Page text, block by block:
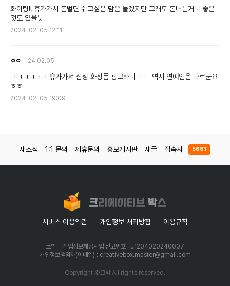
화이팅!! 휴가가서 돈벌면 쉬고싶은 맘은 들겠지만 그래도 돈버는거니 좋은
것도 있을듯
2024-02-05 12:11
ㅇㅇ 24.02.05
ㅋㅋㅋㅋㅋㅋ 휴가가서 삼성 화장품 광고라니 ㄷㄷ 역시 연예인은 다르군요
ㅎㅎ
2024-02-05 19:09
새소식 1:1 문의 제휴문의 홍보게시판 새글 접속자 5681
서비스 이용약관 개인정보 처리방침 이용규칙
크박
직업정보제공사업 신고번호 : J1204020240007
개인정보책임자(이메일) : creativebox.master@gmail.com
Copyright ©크박 All rights reserved.